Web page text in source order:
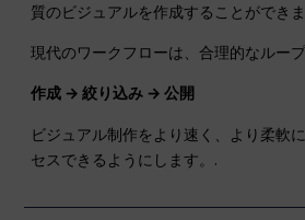
質のビジュアルを作成することができ
現代のワークフローは、合理的なルー
作成 → 絞り込み → 公開
ビジュアル制作をより速く、より柔軟
セスできるようにします。.